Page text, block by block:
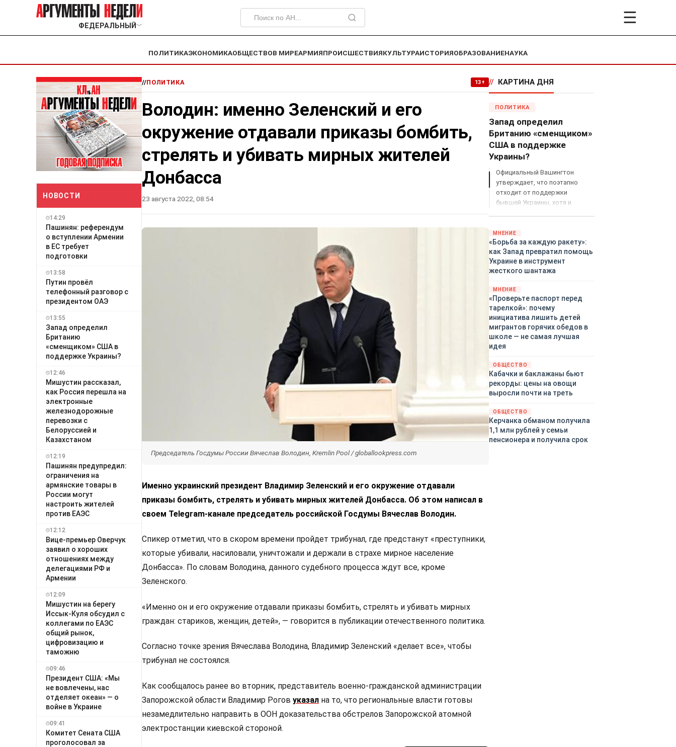
ФЕДЕРАЛЬНЫЙ ﹀ ☰
ПОЛИТИКАЭКОНОМИКАОБЩЕСТВОВ МИРЕАРМИЯПРОИСШЕСТВИЯКУЛЬТУРАИСТОРИЯОБРАЗОВАНИЕНАУКА
НОВОСТИ
14:29
Пашинян: референдум
о вступлении Армении
в ЕС требует
подготовки
13:58
Путин провёл
телефонный разговор с
президентом ОАЭ
13:55
Запад определил
Британию
«сменщиком» США в
поддержке Украины?
12:46
Мишустин рассказал,
как Россия перешла на
электронные
железнодорожные
перевозки с
Белоруссией и
Казахстаном
12:19
Пашинян предупредил:
ограничения на
армянские товары в
России могут
настроить жителей
против ЕАЭС
12:12
Вице-премьер Оверчук
заявил о хороших
отношениях между
делегациями РФ и
Армении
12:09
Мишустин на берегу
Иссык-Куля обсудил с
коллегами по ЕАЭС
общий рынок,
цифровизацию и
таможню
09:46
Президент США: «Мы
не вовлечены, нас
отделяет океан» — о
войне в Украине
09:41
Комитет Сената США
проголосовал за
//ПОЛИТИКА 13+
Володин: именно Зеленский и его
окружение отдавали приказы бомбить,
стрелять и убивать мирных жителей
Донбасса
23 августа 2022, 08:54
Председатель Госдумы России Вячеслав Володин, Kremlin Pool / globallookpress.com
Именно украинский президент Владимир Зеленский и его окружение отдавали
приказы бомбить, стрелять и убивать мирных жителей Донбасса. Об этом написал в
своем Telegram-канале председатель российской Госдумы Вячеслав Володин.
Спикер отметил, что в скором времени пройдет трибунал, где предстанут «преступники,
которые убивали, насиловали, уничтожали и держали в страхе мирное население
Донбасса». По словам Володина, данного судебного процесса ждут все, кроме
Зеленского.
«Именно он и его окружение отдавали приказы бомбить, стрелять и убивать мирных
граждан: стариков, женщин, детей», — говорится в публикации отечественного политика.
Согласно точке зрения Вячеслава Володина, Владимир Зеленский «делает все», чтобы
трибунал не состоялся.
Как сообщалось ранее во вторник, представитель военно-гражданской администрации
Запорожской области Владимир Рогов указал на то, что региональные власти готовы
незамедлительно направить в ООН доказательства обстрелов Запорожской атомной
электростанции киевской стороной.
// КАРТИНА ДНЯ
ПОЛИТИКА
Запад определил
Британию «сменщиком»
США в поддержке
Украины?
Официальный Вашингтон
утверждает, что поэтапно
отходит от поддержки
бывшей Украины, хотя и
закупленное ранее оружие.
Также американская
администрация скидывает на
европейцев снабжение
киевского режима оружием,
всем новым снабженцам.
Однако часто возникают
предположения о возможном
«сменщике» американцев на
этом позорном посту.
Рассмотрим, кто же рвётся на
МНЕНИЕ
«Борьба за каждую ракету»:
как Запад превратил помощь
Украине в инструмент
жесткого шантажа
МНЕНИЕ
«Проверьте паспорт перед
тарелкой»: почему
инициатива лишить детей
мигрантов горячих обедов в
школе — не самая лучшая
идея
ОБЩЕСТВО
Кабачки и баклажаны бьют
рекорды: цены на овощи
выросли почти на треть
ОБЩЕСТВО
Керчанка обманом получила
1,1 млн рублей у семьи
пенсионера и получила срок